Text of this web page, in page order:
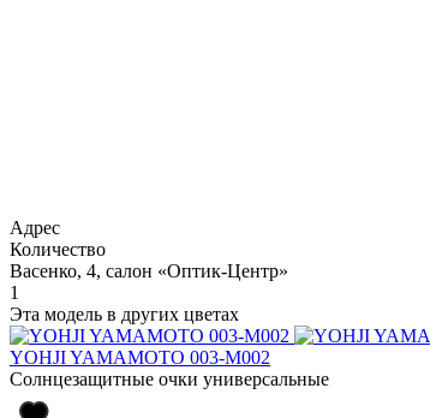
Адрес
Количество
Васенко, 4, салон «Оптик-Центр»
1
Эта модель в других цветах
YOHJI YAMAMOTO 003-M002
Солнцезащитные очки универсальные